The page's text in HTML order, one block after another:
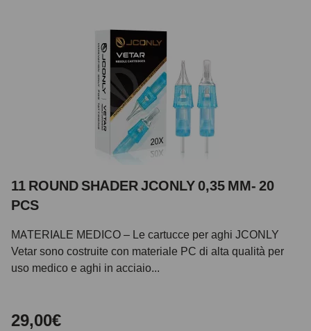
11 ROUND SHADER JCONLY 0,35 MM- 20
PCS
MATERIALE MEDICO – Le cartucce per aghi JCONLY
Vetar sono costruite con materiale PC di alta qualità per
uso medico e aghi in acciaio...
29,00€